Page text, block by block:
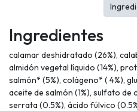
Ingredientes
calamar deshidratado (26%),
almidón vegetal líquido (14%),
salmón* (5%), colágeno* ( 4%),
aceite de salmón (1%), sulfato de
serrata (0.5%), ácido fúlvico